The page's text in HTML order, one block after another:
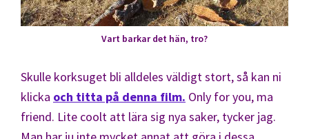
Vart barkar det hän, tro?
Skulle korksuget bli alldeles väldigt stort, så kan ni
klicka och titta på denna film. Only for you, ma
friend. Lite coolt att lära sig nya saker, tycker jag.